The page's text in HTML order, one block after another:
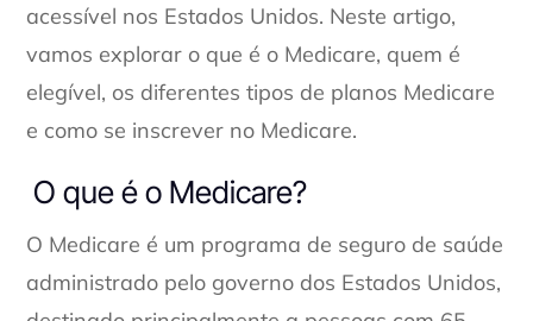
acessível nos Estados Unidos. Neste artigo,
vamos explorar o que é o Medicare, quem é
elegível, os diferentes tipos de planos Medicare
e como se inscrever no Medicare.
O que é o Medicare?
O Medicare é um programa de seguro de saúde
administrado pelo governo dos Estados Unidos,